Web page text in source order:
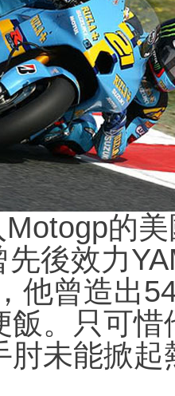
的
先後效力
，他曾造出
飯。只可
肘未能掀